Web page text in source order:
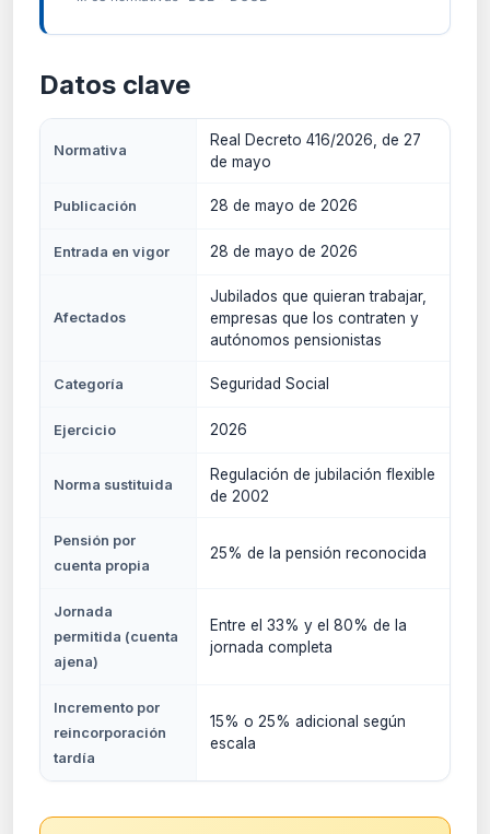
Datos clave
Normativa
Real Decreto 416/2026, de 27
de mayo
Publicación 28 de mayo de 2026
Entrada en vigor 28 de mayo de 2026
Afectados
Jubilados que quieran trabajar,
empresas que los contraten y
autónomos pensionistas
Categoría Seguridad Social
Ejercicio 2026
Norma sustituida
Regulación de jubilación flexible
de 2002
Pensión por
cuenta propia
25% de la pensión reconocida
Jornada
permitida (cuenta
ajena)
Entre el 33% y el 80% de la
jornada completa
Incremento por
reincorporación
tardía
15% o 25% adicional según
escala